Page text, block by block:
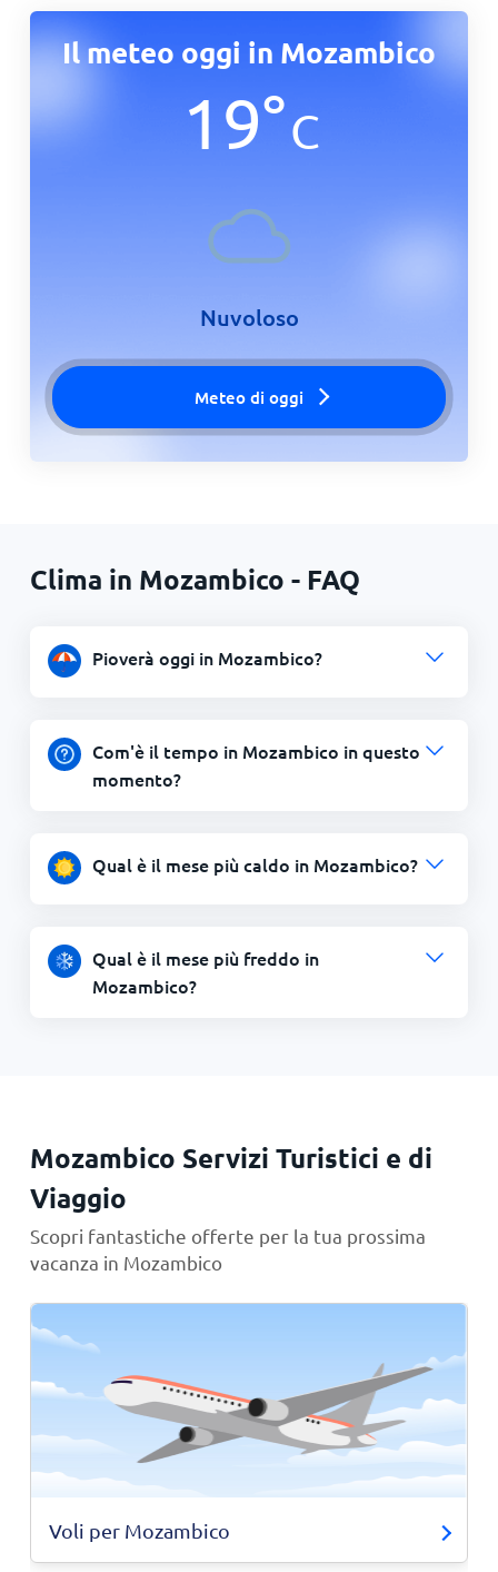
Il meteo oggi in Mozambico
19°C
Nuvoloso
Meteo di oggi
Clima in Mozambico - FAQ
Pioverà oggi in Mozambico?
Com'è il tempo in Mozambico in questo
momento?
Qual è il mese più caldo in Mozambico?
Qual è il mese più freddo in
Mozambico?
Mozambico Servizi Turistici e di
Viaggio
Scopri fantastiche offerte per la tua prossima
vacanza in Mozambico
Voli per Mozambico